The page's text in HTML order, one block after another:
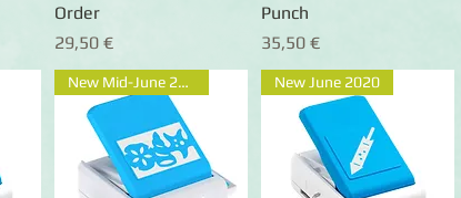
Order
Preis
29,50 €
Punch
Preis
35,50 €
New Mid-June 2020 New June 2020